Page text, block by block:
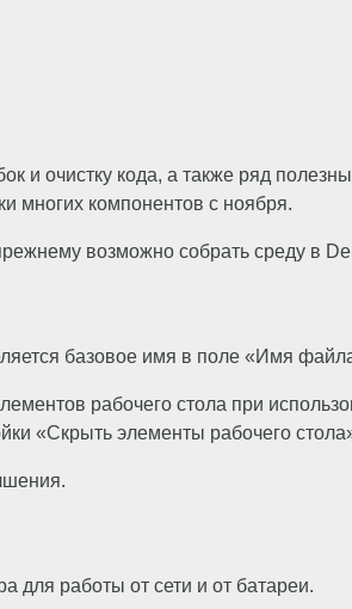
и очистку кода, а также ряд
многих компонентов с ноября.
возможно собрать среду в
базовое имя в поле «Имя
рабочего стола при
«Скрыть элементы рабочего
для работы от сети и от батареи.